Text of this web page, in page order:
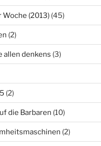
Woche (2013) (45)
(2)
allen denkens (3)
(2)
die Barbaren (10)
(2)